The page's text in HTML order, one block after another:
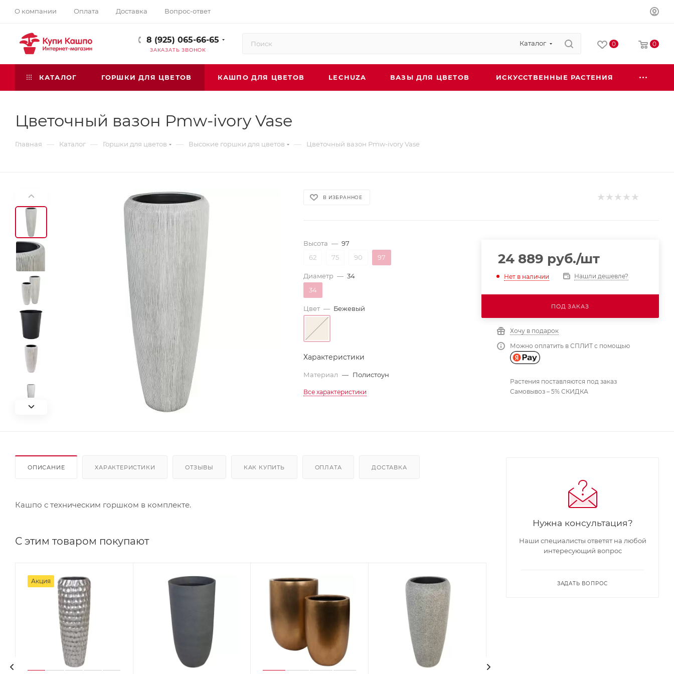
О компании Оплата Доставка Вопрос-ответ
8 (925) 065-66-65
ЗАКАЗАТЬ ЗВОНОК
Каталог 0 0
КАТАЛОГ ГОРШКИ ДЛЯ ЦВЕТОВ КАШПО ДЛЯ ЦВЕТОВ LECHUZA ВАЗЫ ДЛЯ ЦВЕТОВ ИСКУССТВЕННЫЕ РАСТЕНИЯ
Цветочный вазон Pmw-ivory Vase
Главная — Каталог — Горшки для цветов — Высокие горшки для цветов — Цветочный вазон Pmw-ivory Vase
В ИЗБРАННОЕ
Высота — 97
62
75 90 97
Диаметр — 34
34
Цвет — Бежевый
Характеристики
Материал — Полистоун
Все характеристики
24 889 руб./шт
Нет в наличии Нашли дешевле?
ПОД ЗАКАЗ
Хочу в подарок
Можно оплатить в СПЛИТ с помощью
Растения поставляются под заказ
Самовывоз – 5% СКИДКА
ОПИСАНИЕ ХАРАКТЕРИСТИКИ ОТЗЫВЫ КАК КУПИТЬ ОПЛАТА ДОСТАВКА
Кашпо с техническим горшком в комплекте.
С этим товаром покупают
Акция
Нужна консультация?
Наши специалисты ответят на любой
интересующий вопрос
ЗАДАТЬ ВОПРОС